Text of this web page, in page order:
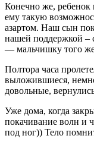
Конечно же, ребенок
ему такую
азартом. Наш сын
нашей поддержкой –
— мальчишку того
Полтора часа
выложившиеся,
довольные,
Уже дома, когда
покачивание волн и
под ног)) Тело